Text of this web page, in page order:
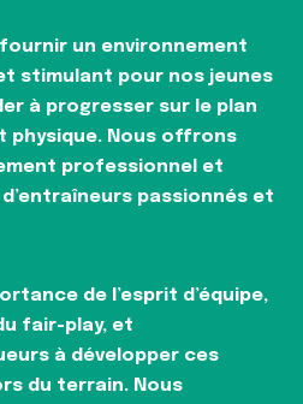
un environnement
stimulant pour nos jeunes
à progresser sur le plan
physique. Nous offrons
professionnel et
passionnés et
de l’esprit d’équipe,
fair-play, et
à développer ces
du terrain. Nous